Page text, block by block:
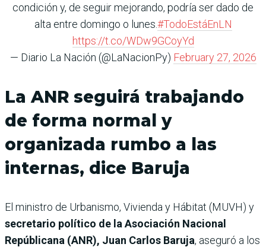
condición y, de seguir mejorando, podría ser dado de
alta entre domingo o lunes.#TodoEstáEnLN
https://t.co/WDw9GCoyYd
— Diario La Nación (@LaNacionPy) February 27, 2026
La ANR seguirá trabajando
de forma normal y
organizada rumbo a las
internas, dice Baruja
El ministro de Urbanismo, Vivienda y Hábitat (MUVH) y
secretario político de la Asociación Nacional
Repúblicana (ANR), Juan Carlos Baruja, aseguró a los